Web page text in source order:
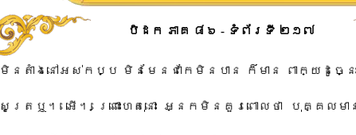
បិដក ភាគ ៨៦ - ទំព័រទី ២១៧
មិន​តំា​ងនៅ​អស់​កប្ប មិនមែន​ជា​កែ​មិនបាន ក៏​មាន ពាក្យ​ដូច្នេ
សូត្រ​ឬ។ អើ។ ព្រោះហេតុនោះ អ្នក​មិន​គួរ​ពោល​ថា បុគ្គល​ម